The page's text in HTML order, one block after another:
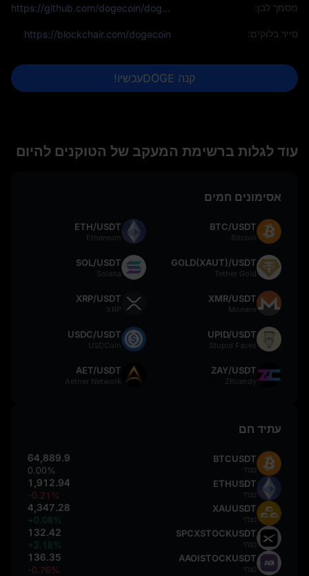
מסמך לבן: https://github.com/dogecoin/dogecoin/blob/master/README.md
סייר בלוקים: https://blockchair.com/dogecoin
קנה DOGEעכשיו!
עוד לגלות ברשימת המעקב של הטוקנים להיום
אסימונים חמים
BTC/USDT
Bitcoin
ETH/USDT
Ethereum
GOLD(XAUT)/USDT
Tether Gold
SOL/USDT
Solana
XMR/USDT
Monero
XRP/USDT
XRP
UPID/USDT
Stupid Faces
USDC/USDT
USDCoin
ZAY/USDT
ZKcandy
AET/USDT
Aether Network
עתיד חם
BTCUSDT
נִצחִי
64,889.9
0.00%
ETHUSDT
נִצחִי
1,912.94
-0.21%
XAUUSDT
נִצחִי
4,347.28
+0.08%
SPCXSTOCKUSDT
נִצחִי
132.42
+2.18%
AAOISTOCKUSDT
נִצחִי
136.35
-0.76%